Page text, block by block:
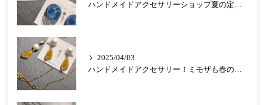
ハンドメイドアクセサリーショップ夏の定番クリアアクセ
2025/04/03
ハンドメイドアクセサリー！ミモザも春の人気定番フラワーとなりました